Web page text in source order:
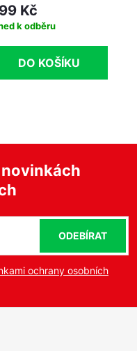
Kč
k odběru
DO KOŠÍKU
ochrany osobních
ODEBÍRAT